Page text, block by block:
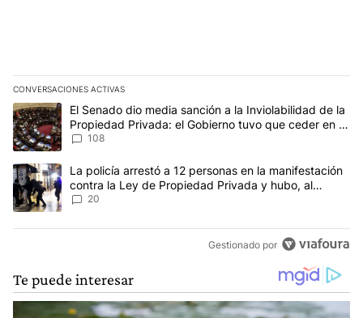
CONVERSACIONES ACTIVAS
Este listado muestra los artículos con más comentarios en los
Un artículo de tendencia con el título "El Senado dio media
El Senado dio media sanción a la Inviolabilidad de la
Propiedad Privada: el Gobierno tuvo que ceder en la
Ley del Manejo del Fuego
108
Un artículo de tendencia con el título "La policía arrestó a 12
La policía arrestó a 12 personas en la manifestación
contra la Ley de Propiedad Privada y hubo, al
menos, 3 agentes heridos
20
Gestionado por